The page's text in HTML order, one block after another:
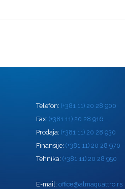
Telefon: (+381 11) 20 28 900
Fax: (+381 11) 20 28 916
Prodaja: (+381 11) 20 28 930
Finansije: (+381 11) 20 28 970
Tehnika: (+381 11) 20 28 950
E-mail: office@almaquattro.rs